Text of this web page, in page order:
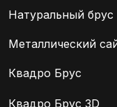
Натуральный брус
Металлический
Квадро Брус
Квадро Брус 3D